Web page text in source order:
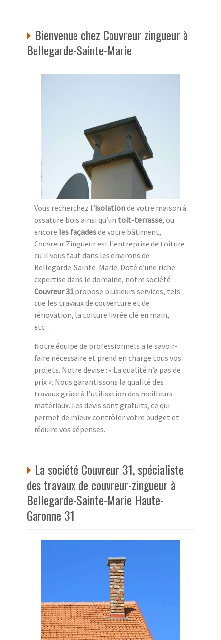
Bienvenue chez Couvreur zingueur à
Bellegarde-Sainte-Marie
Vous recherchez l'isolationde votre maison à
ossature bois ainsi qu’un toit-terrasse, ou
encore les façadesde votre bâtiment,
Couvreur Zingueur est l'entreprise de toiture
qu'il vous faut dans les environs de
Bellegarde-Sainte-Marie. Doté d’une riche
expertise dans le domaine, notre société
Couvreur 31 propose plusieurs services, tels
que les travaux de couverture et de
rénovation, la toiture livrée clé en main,
etc…
Notre équipe de professionnels a le savoir-
faire nécessaire et prend en charge tous vos
projets. Notre devise : « La qualité n’a pas de
prix ». Nous garantissons la qualité des
travaux grâce à l’utilisation des meilleurs
matériaux. Les devis sont gratuits, ce qui
permet de mieux contrôler votre budget et
réduire vos dépenses.
La société Couvreur 31, spécialiste
des travaux de couvreur-zingueur à
Bellegarde-Sainte-Marie Haute-
Garonne 31